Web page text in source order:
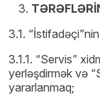
3.1.
3.1.1. “Servis”
yerləşdirmək və
yararlanmaq;